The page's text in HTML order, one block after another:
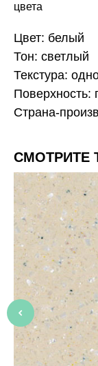
цвета
Цвет: белый
Тон: светлый
Текстура:
Поверхность:
Страна-
СМОТРИТЕ